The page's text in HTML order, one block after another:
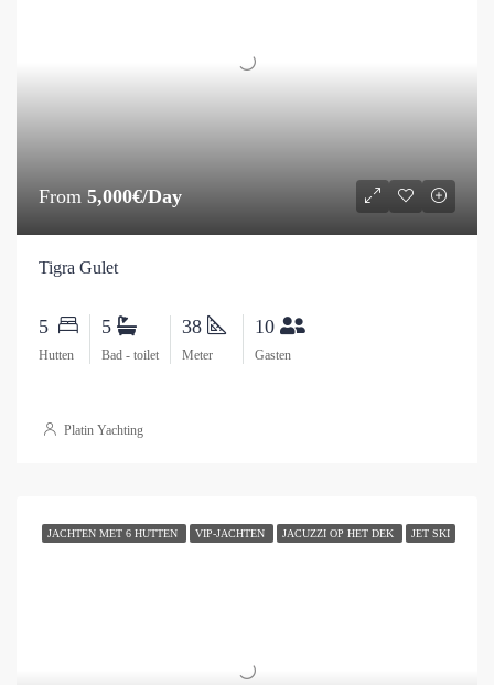
From 5,000€/Day
Tigra Gulet
5
Hutten
5
Bad - toilet
38
Meter
10
Gasten
Platin Yachting
JACHTEN MET 6 HUTTEN VIP-JACHTEN JACUZZI OP HET DEK JET SKI